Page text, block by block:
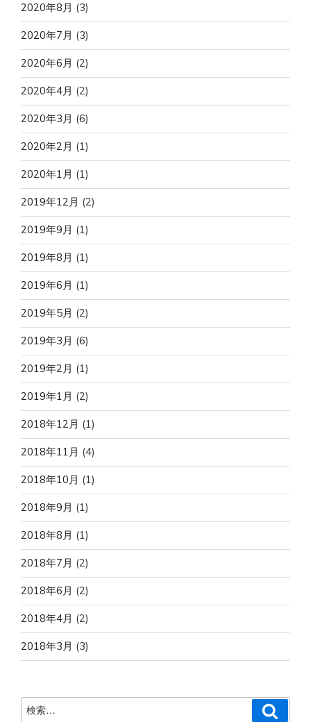
2020年8月 (3)
2020年7月 (3)
2020年6月 (2)
2020年4月 (2)
2020年3月 (6)
2020年2月 (1)
2020年1月 (1)
2019年12月 (2)
2019年9月 (1)
2019年8月 (1)
2019年6月 (1)
2019年5月 (2)
2019年3月 (6)
2019年2月 (1)
2019年1月 (2)
2018年12月 (1)
2018年11月 (4)
2018年10月 (1)
2018年9月 (1)
2018年8月 (1)
2018年7月 (2)
2018年6月 (2)
2018年4月 (2)
2018年3月 (3)
検